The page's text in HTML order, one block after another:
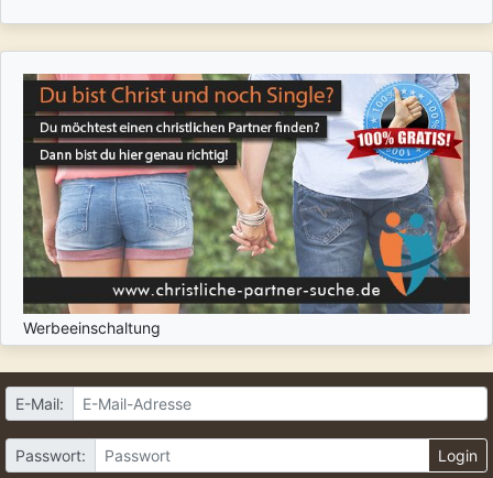
Werbeeinschaltung
E-Mail:
Passwort:
Login